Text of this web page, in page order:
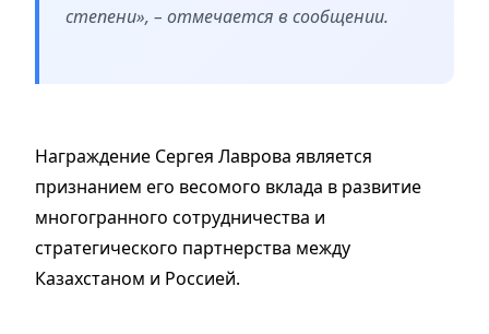
степени», – отмечается в сообщении.
Награждение Сергея Лаврова является
признанием его весомого вклада в развитие
многогранного сотрудничества и
стратегического партнерства между
Казахстаном и Россией.